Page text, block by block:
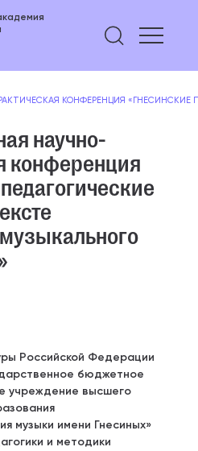
Найти
КОНФЕРЕНЦИЯ «ГНЕСИНСКИЕ
научно-
конференция
Российской Федерации
бюджетное
учреждение высшего
музыки имени Гнесиных»
и методики